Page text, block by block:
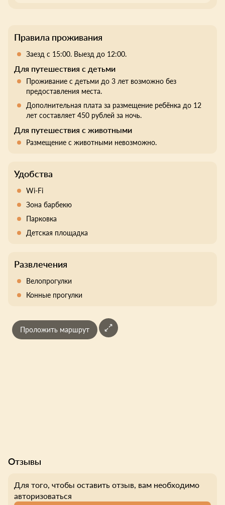
Правила проживания
Заезд с 15:00. Выезд до 12:00.
Для путешествия с детьми
Проживание с детьми до 3 лет возможно без
предоставления места.
Дополнительная плата за размещение ребёнка до 12
лет составляет 450 рублей за ночь.
Для путешествия с животными
Размещение с животными невозможно.
Удобства
Wi-Fi
Зона барбекю
Парковка
Детская площадка
Развлечения
Велопрогулки
Конные прогулки
Проложить маршрут
Отзывы
Для того, чтобы оставить отзыв, вам необходимо
авторизоваться